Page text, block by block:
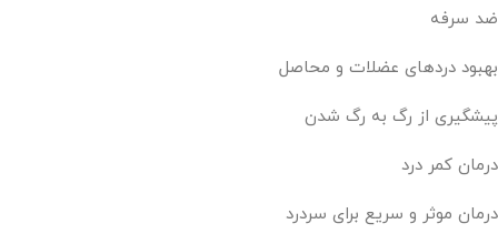
ضد سرفه
بهبود دردهای عضلات و محاصل
پیشگیری از رگ به رگ شدن
درمان کمر درد
درمان موثر و سریع برای سردرد